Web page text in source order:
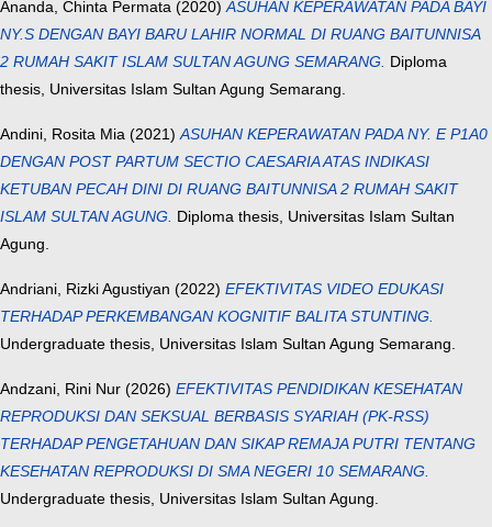
Ananda, Chinta Permata (2020)ASUHAN KEPERAWATAN PADA BAYI
NY.S DENGAN BAYI BARU LAHIR NORMAL DI RUANG BAITUNNISA
2 RUMAH SAKIT ISLAM SULTAN AGUNG SEMARANG. Diploma
thesis, Universitas Islam Sultan Agung Semarang.
Andini, Rosita Mia (2021)ASUHAN KEPERAWATAN PADA NY. E P1A0
DENGAN POST PARTUM SECTIO CAESARIA ATAS INDIKASI
KETUBAN PECAH DINI DI RUANG BAITUNNISA 2 RUMAH SAKIT
ISLAM SULTAN AGUNG. Diploma thesis, Universitas Islam Sultan
Agung.
Andriani, Rizki Agustiyan (2022) EFEKTIVITAS VIDEO EDUKASI
TERHADAP PERKEMBANGAN KOGNITIF BALITA STUNTING.
Undergraduate thesis, Universitas Islam Sultan Agung Semarang.
Andzani, Rini Nur (2026) EFEKTIVITAS PENDIDIKAN KESEHATAN
REPRODUKSI DAN SEKSUAL BERBASIS SYARIAH (PK-RSS)
TERHADAP PENGETAHUAN DAN SIKAP REMAJA PUTRI TENTANG
KESEHATAN REPRODUKSI DI SMA NEGERI 10 SEMARANG.
Undergraduate thesis, Universitas Islam Sultan Agung.